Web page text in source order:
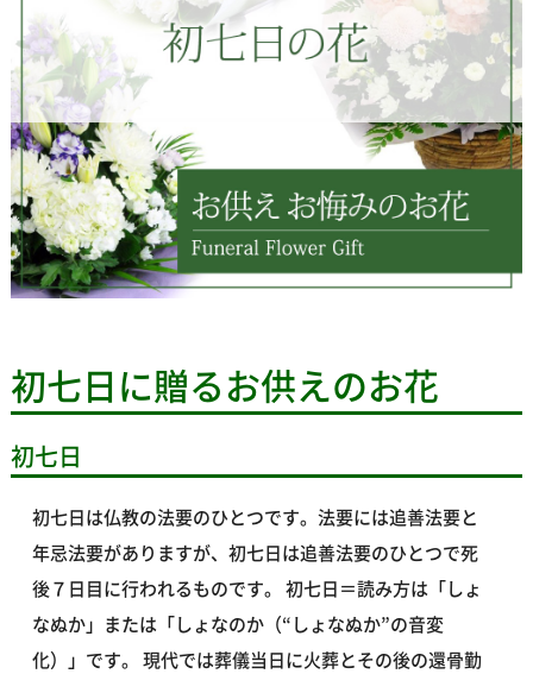
初七日に贈るお供えのお花
初七日
初七日は仏教の法要のひとつです。法要には追善法要と
年忌法要がありますが、初七日は追善法要のひとつで死
後７日目に行われるものです。 初七日＝読み方は「しょ
なぬか」または「しょなのか（“しょなぬか”の音変
化）」です。 現代では葬儀当日に火葬とその後の還骨勤